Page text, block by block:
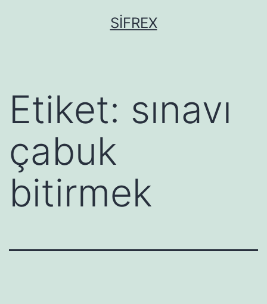
SIFREX
Etiket: sınavı
çabuk
bitirmek